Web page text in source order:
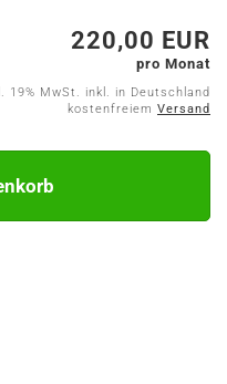
220,00 EUR
pro Monat
19% MwSt. inkl. in Deutschland
kostenfreiem Versand